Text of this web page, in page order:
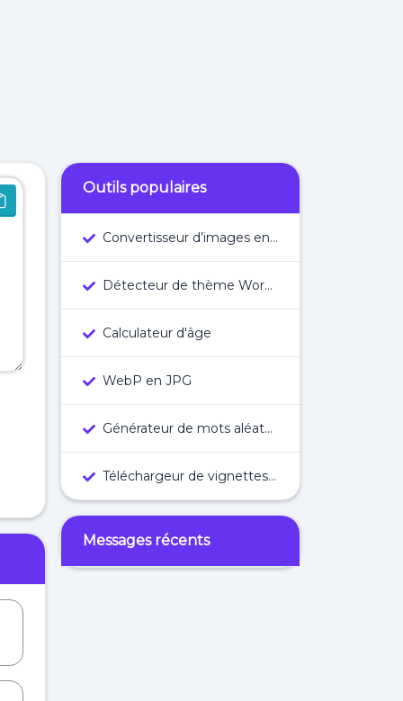
Outils populaires
Convertisseur d’images en texte en ligne
Détecteur de thème WordPress
Calculateur d'âge
WebP en JPG
Générateur de mots aléatoires
Téléchargeur de vignettes YouTube
Messages récents